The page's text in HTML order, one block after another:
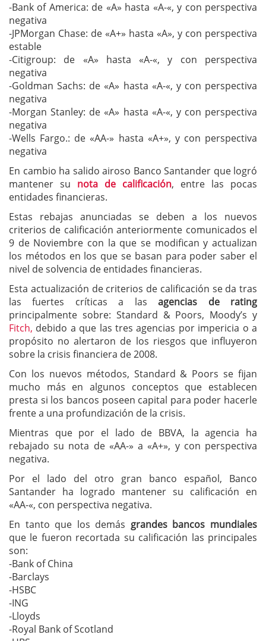
-Bank of America: de «A» hasta «A-«, y con perspectiva
negativa
-JPMorgan Chase: de «A+» hasta «A», y con perspectiva
estable
-Citigroup: de «A» hasta «A-«, y con perspectiva
negativa
-Goldman Sachs: de «A» hasta «A-«, y con perspectiva
negativa
-Morgan Stanley: de «A» hasta «A-«, y con perspectiva
negativa
-Wells Fargo.: de «AA-» hasta «A+», y con perspectiva
negativa
En cambio ha salido airoso Banco Santander que logró
mantener su nota de calificación, entre las pocas
entidades financieras.
Estas rebajas anunciadas se deben a los nuevos
criterios de calificación anteriormente comunicados el
9 de Noviembre con la que se modifican y actualizan
los métodos en los que se basan para poder saber el
nivel de solvencia de entidades financieras.
Esta actualización de criterios de calificación se da tras
las fuertes críticas a lasagencias de rating
principalmente sobre: Standard & Poors, Moody’s y
Fitch, debido a que las tres agencias por impericia o a
propósito no alertaron de los riesgos que influyeron
sobre la crisis financiera de 2008.
Con los nuevos métodos, Standard & Poors se fijan
mucho más en algunos conceptos que establecen
presta si los bancos poseen capital para poder hacerle
frente a una profundización de la crisis.
Mientras que por el lado de BBVA, la agencia ha
rebajado su nota de «AA-» a «A+», y con perspectiva
negativa.
Por el lado del otro gran banco español, Banco
Santander ha logrado mantener su calificación en
«AA-«, con perspectiva negativa.
En tanto que los demás grandes bancos mundiales
que le fueron recortada su calificación las principales
son:
-Bank of China
-Barclays
-HSBC
-ING
-Lloyds
-Royal Bank of Scotland